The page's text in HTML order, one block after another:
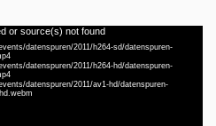
or source(s) not found
datenspuren/2011/h264-sd/datenspuren-
datenspuren/2011/h264-hd/datenspuren-
datenspuren/2011/av1-hd/datenspuren-